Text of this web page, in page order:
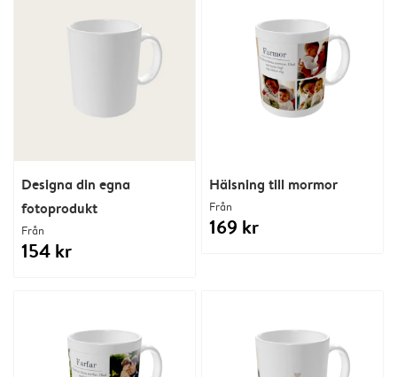
Designa din egna
fotoprodukt
Från
154 kr
Hälsning till mormor
Från
169 kr